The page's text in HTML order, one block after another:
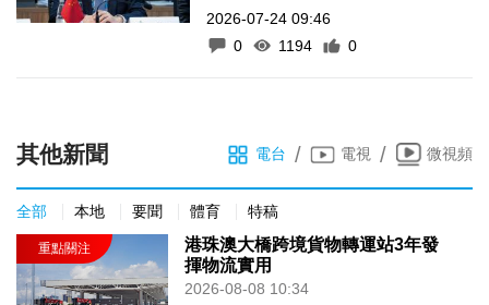
2026-07-24 09:46
0
1194 0
其他新聞 電台 / 電視 / 微視頻
全部 本地 要聞 體育 特稿
港珠澳大橋跨境貨物轉運站3年發
揮物流實用
2026-08-08 10:34